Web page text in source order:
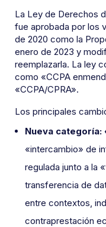
La Ley de Derechos
fue aprobada por los
de 2020 como la
enero de 2023 y
reemplazarla. La ley
como «CCPA
«CCPA/CPRA».
Los principales
Nueva
«intercambio» de
regulada junto a la
transferencia de
entre contextos,
contraprestación